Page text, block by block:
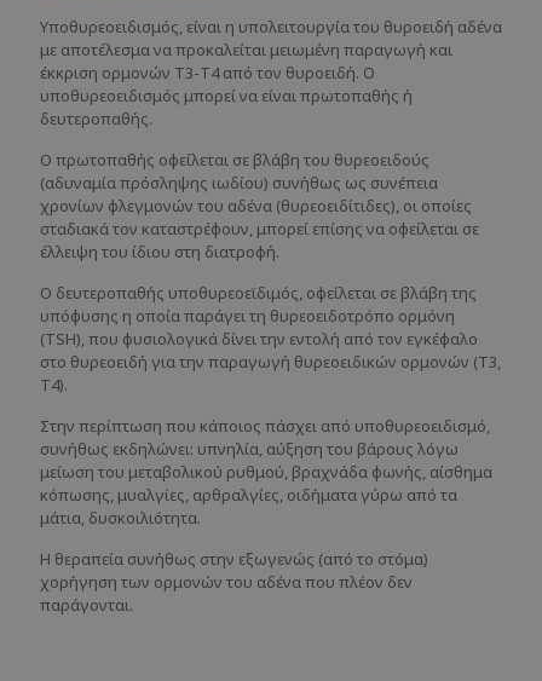
Υποθυρεοειδισμός, είναι η υπολειτουργία του θυροειδή αδένα
με αποτέλεσμα να προκαλείται μειωμένη παραγωγή και
έκκριση ορμονών Τ3-Τ4 από τον θυροειδή. Ο
υποθυρεοειδισμός μπορεί να είναι πρωτοπαθής ή
δευτεροπαθής.
Ο πρωτοπαθής οφείλεται σε βλάβη του θυρεοειδούς
(αδυναμία πρόσληψης ιωδίου) συνήθως ως συνέπεια
χρονίων φλεγμονών του αδένα (θυρεοειδίτιδες), οι οποίες
σταδιακά τον καταστρέφουν, μπορεί επίσης να οφείλεται σε
έλλειψη του ίδιου στη διατροφή.
Ο δευτεροπαθής υποθυρεοεϊδιμός, οφείλεται σε βλάβη της
υπόφυσης η οποία παράγει τη θυρεοειδοτρόπο ορμόνη
(TSH), που φυσιολογικά δίνει την εντολή από τον εγκέφαλο
στο θυρεοειδή για την παραγωγή θυρεοειδικών ορμονών (Τ3,
Τ4).
Στην περίπτωση που κάποιος πάσχει από υποθυρεοειδισμό,
συνήθως εκδηλώνει: υπνηλία, αύξηση του βάρους λόγω
μείωση του μεταβολικού ρυθμού, βραχνάδα φωνής, αίσθημα
κόπωσης, μυαλγίες, αρθραλγίες, οιδήματα γύρω από τα
μάτια, δυσκοιλιότητα.
Η θεραπεία συνήθως στην εξωγενώς (από το στόμα)
χορήγηση των ορμονών του αδένα που πλέον δεν
παράγονται.